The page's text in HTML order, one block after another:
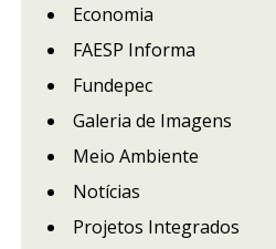
Economia
FAESP Informa
Fundepec
Galeria de Imagens
Meio Ambiente
Notícias
Projetos Integrados